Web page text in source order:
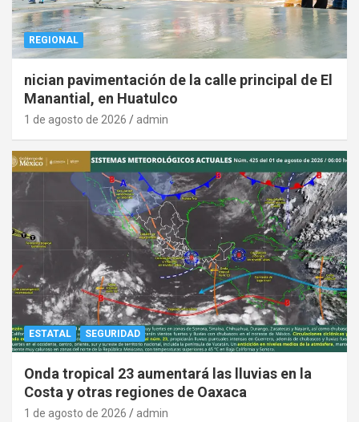
REGIONAL
nician pavimentación de la calle principal de El
Manantial, en Huatulco
1 de agosto de 2026 admin
ESTATAL SEGURIDAD
Onda tropical 23 aumentará las lluvias en la
Costa y otras regiones de Oaxaca
1 de agosto de 2026 admin